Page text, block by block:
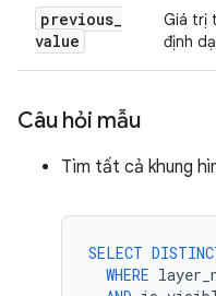
previous_
value
Giá trị
định
Câu hỏi mẫu
Tìm tất cả khung
SELECT
WHERE